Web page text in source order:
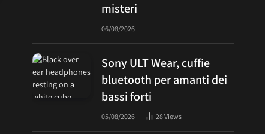
misteri
06/08/2026
Sony ULT Wear, cuffie
bluetooth per amanti dei
bassi forti
05/08/2026 28Views